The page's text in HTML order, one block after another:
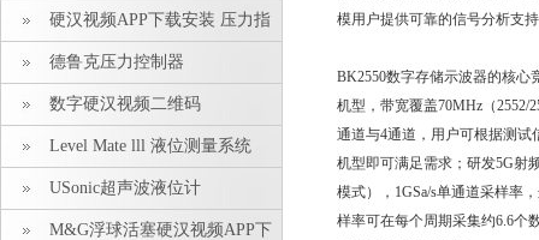
硬汉视频APP下载安装 压力指
示仪 压力标准源
德鲁克压力控制器
数字硬汉视频二维码
Level Mate lll 液位测量系统
USonic超声波液位计
M&G浮球活塞硬汉视频APP下
模用户提供可靠的信号分析支持
BK2550数字存储示波器的核心
机型，带宽覆盖70MHz（2552/
通道与4通道，用户可根据测
机型即可满足需求；研发5G射
模式），1GSa/s单通道采样
样率可在每个周期采集约6.6个数